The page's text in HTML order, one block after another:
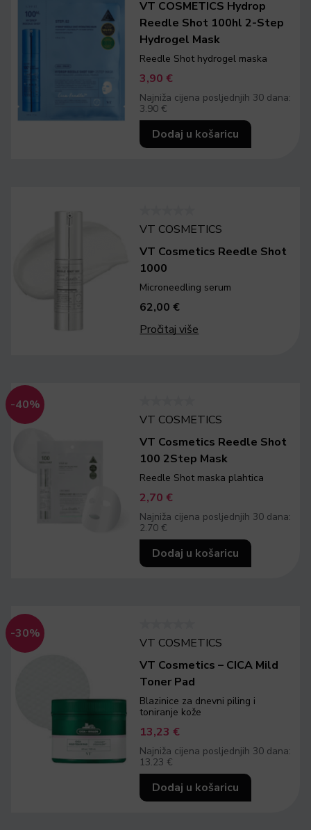
VT COSMETICS Hydrop
Reedle Shot 100hl 2-Step
Hydrogel Mask
Reedle Shot hydrogel maska
3,90€
Najniža cijena posljednjih 30 dana:
3.90 €
Dodaj u košaricu
VT COSMETICS
VT Cosmetics Reedle Shot
1000
Microneedling serum
62,00€
Pročitaj više
-40%
VT COSMETICS
VT Cosmetics Reedle Shot
100 2Step Mask
Reedle Shot maska plahtica
2,70€
Najniža cijena posljednjih 30 dana:
2.70 €
Dodaj u košaricu
-30%
VT COSMETICS
VT Cosmetics – CICA Mild
Toner Pad
Blazinice za dnevni piling i
toniranje kože
13,23€
Najniža cijena posljednjih 30 dana:
13.23 €
Dodaj u košaricu